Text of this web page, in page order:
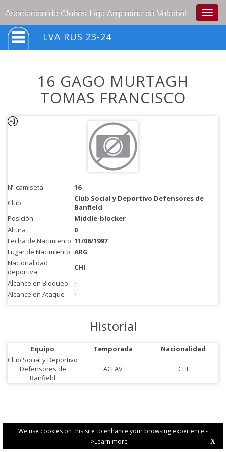
We use cookies on this site to enhance your browsing experience -
>Learn more
X
Asociacion de Clubes Liga Argentina de Voleibol
LVA RUS 23-24
16 GAGO MURTAGH
TOMAS FRANCISCO
Nº camiseta
16
Club
Club Social y Deportivo Defensores de
Banfield
Posición
Middle-blocker
Altura
0
Fecha de Nacimiento 11/06/1997
Lugar de Nacimiento ARG
Nacionalidad
deportiva
CHI
Alcance en Bloqueo
-
Alcance en Ataque
-
Historial
Equipo Temporada
Nacionalidad
Club Social y Deportivo
Defensores de
Banfield
ACLAV CHI